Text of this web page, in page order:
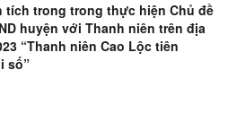
tích trong trong thực hiện Chủ đề
huyện với Thanh niên trên địa
“Thanh niên Cao Lộc tiên
số”